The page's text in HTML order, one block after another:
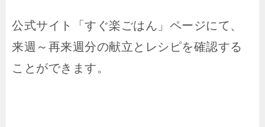
公式サイト「すぐ楽ごはん」ページにて、
来週～再来週分の献立とレシピを確認する
ことができます。